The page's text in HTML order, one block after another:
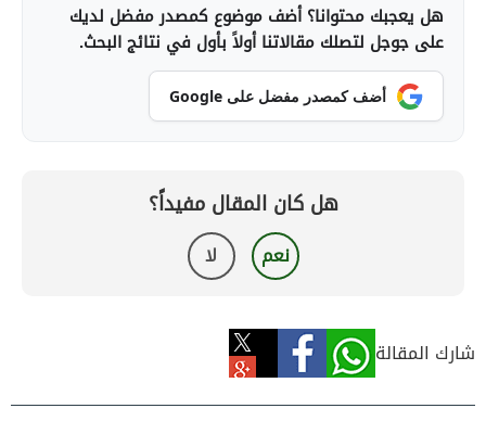
هل يعجبك محتوانا؟ أضف موضوع كمصدر مفضل لديك
على جوجل لتصلك مقالاتنا أولاً بأول في نتائج البحث.
أضف كمصدر مفضل على Google
هل كان المقال مفيداً؟
نعم لا
شارك المقالة